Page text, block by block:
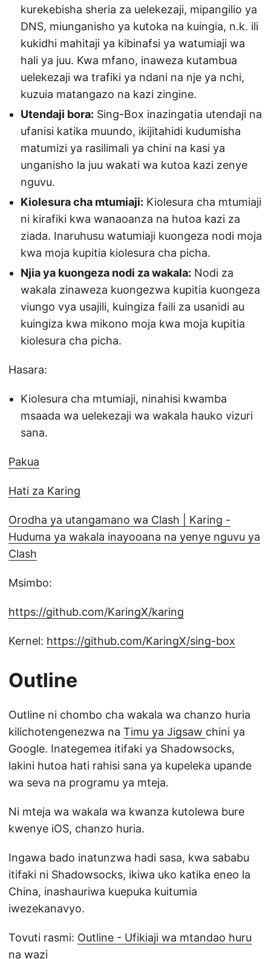
kurekebisha sheria za uelekezaji, mipangilio ya
DNS, miunganisho ya kutoka na kuingia, n.k. ili
kukidhi mahitaji ya kibinafsi ya watumiaji wa
hali ya juu. Kwa mfano, inaweza kutambua
uelekezaji wa trafiki ya ndani na nje ya nchi,
kuzuia matangazo na kazi zingine.
Utendaji bora: Sing-Box inazingatia utendaji na
ufanisi katika muundo, ikijitahidi kudumisha
matumizi ya rasilimali ya chini na kasi ya
unganisho la juu wakati wa kutoa kazi zenye
nguvu.
Kiolesura cha mtumiaji: Kiolesura cha mtumiaji
ni kirafiki kwa wanaoanza na hutoa kazi za
ziada. Inaruhusu watumiaji kuongeza nodi moja
kwa moja kupitia kiolesura cha picha.
Njia ya kuongeza nodi za wakala: Nodi za
wakala zinaweza kuongezwa kupitia kuongeza
viungo vya usajili, kuingiza faili za usanidi au
kuingiza kwa mikono moja kwa moja kupitia
kiolesura cha picha.
Hasara:
Kiolesura cha mtumiaji, ninahisi kwamba
msaada wa uelekezaji wa wakala hauko vizuri
sana.
Pakua
Hati za Karing
Orodha ya utangamano wa Clash | Karing -
Huduma ya wakala inayooana na yenye nguvu ya
Clash
Msimbo:
https://github.com/KaringX/karing
Kernel: https://github.com/KaringX/sing-box
Outline
Outline ni chombo cha wakala wa chanzo huria
kilichotengenezwa na Timu ya Jigsaw chini ya
Google. Inategemea itifaki ya Shadowsocks,
lakini hutoa hati rahisi sana ya kupeleka upande
wa seva na programu ya mteja.
Ni mteja wa wakala wa kwanza kutolewa bure
kwenye iOS, chanzo huria.
Ingawa bado inatunzwa hadi sasa, kwa sababu
itifaki ni Shadowsocks, ikiwa uko katika eneo la
China, inashauriwa kuepuka kuitumia
iwezekanavyo.
Tovuti rasmi: Outline - Ufikiaji wa mtandao huru
na wazi